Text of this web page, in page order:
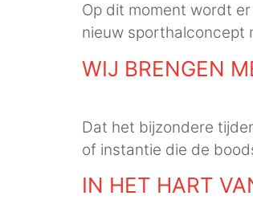
Op dit moment wordt
nieuw sporthalconcept
WIJ BRENGEN
Dat het bijzondere
of instantie die de
IN HET HART